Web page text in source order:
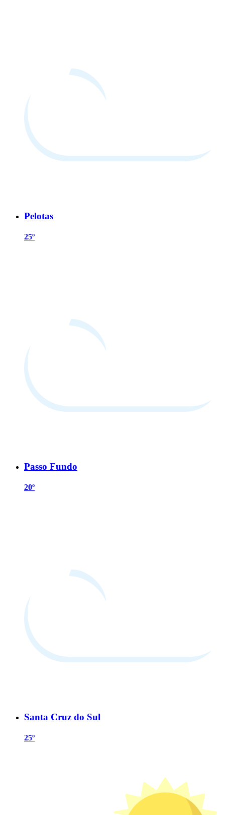
Pelotas
25º
Passo Fundo
20º
Santa Cruz do Sul
25º